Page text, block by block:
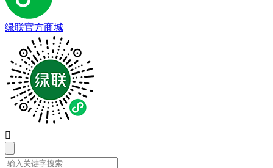
绿联官方商城
